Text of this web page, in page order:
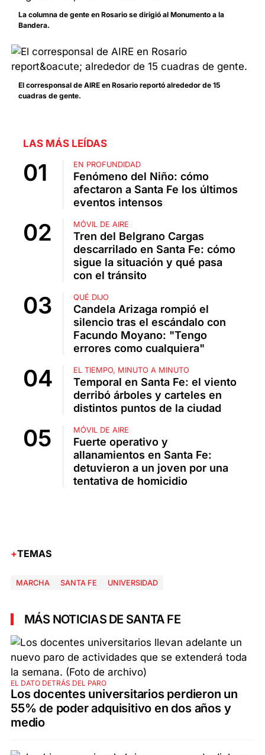
La columna de gente en Rosario se dirigió al Monumento a la
Bandera.
El corresponsal de AIRE en Rosario reportó alrededor de 15
cuadras de gente.
LAS MÁS LEÍDAS
EN PROFUNDIDAD
Fenómeno del Niño: cómo
afectaron a Santa Fe los últimos
eventos intensos
MÓVIL DE AIRE
Tren del Belgrano Cargas
descarrilado en Santa Fe: cómo
sigue la situación y qué pasa
con el tránsito
QUÉ DIJO
Candela Arizaga rompió el
silencio tras el escándalo con
Facundo Moyano: "Tengo
errores como cualquiera"
EL TIEMPO, MINUTO A MINUTO
Temporal en Santa Fe: el viento
derribó árboles y carteles en
distintos puntos de la ciudad
MÓVIL DE AIRE
Fuerte operativo y
allanamientos en Santa Fe:
detuvieron a un joven por una
tentativa de homicidio
TEMAS
MARCHA SANTA FE UNIVERSIDAD
MÁS NOTICIAS DE SANTA FE
EL DATO DETRÁS DEL PARO
Los docentes universitarios perdieron un
55% de poder adquisitivo en dos años y
medio